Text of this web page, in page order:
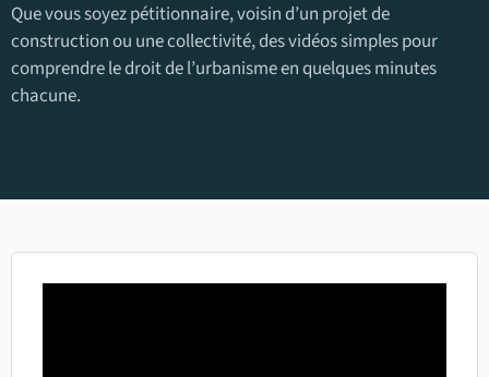
Que vous soyez pétitionnaire, voisin d’un projet de
construction ou une collectivité, des vidéos simples pour
comprendre le droit de l’urbanisme en quelques minutes
chacune.